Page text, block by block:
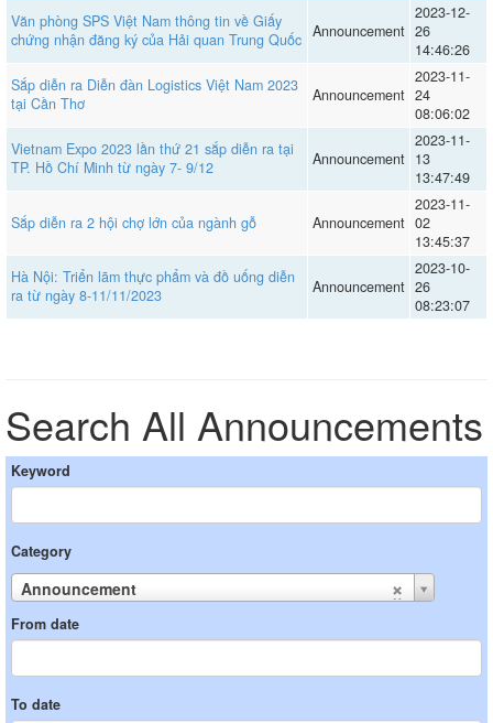
Văn phòng SPS Việt Nam thông tin về Giấy
chứng nhận đăng ký của Hải quan Trung Quốc Announcement
2023-12-
26
14:46:26
Sắp diễn ra Diễn đàn Logistics Việt Nam 2023
tại Cần Thơ
Announcement
2023-11-
24
08:06:02
Vietnam Expo 2023 lần thứ 21 sắp diễn ra tại
TP. Hồ Chí Minh từ ngày 7- 9/12
Announcement
2023-11-
13
13:47:49
Sắp diễn ra 2 hội chợ lớn của ngành gỗ Announcement
2023-11-
02
13:45:37
Hà Nội: Triển lãm thực phẩm và đồ uống diễn
ra từ ngày 8-11/11/2023
Announcement
2023-10-
26
08:23:07
Search All Announcements
Keyword
Category
Announcement
From date
To date